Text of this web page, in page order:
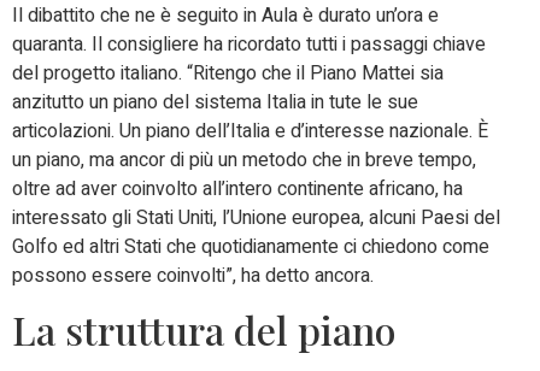
Il dibattito che ne è seguito in Aula è durato un’ora e
quaranta. Il consigliere ha ricordato tutti i passaggi chiave
del progetto italiano. “Ritengo che il Piano Mattei sia
anzitutto un piano del sistema Italia in tute le sue
articolazioni. Un piano dell’Italia e d’interesse nazionale. È
un piano, ma ancor di più un metodo che in breve tempo,
oltre ad aver coinvolto all’intero continente africano, ha
interessato gli Stati Uniti, l’Unione europea, alcuni Paesi del
Golfo ed altri Stati che quotidianamente ci chiedono come
possono essere coinvolti”, ha detto ancora.
La struttura del piano